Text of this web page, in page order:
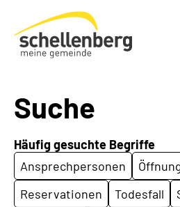
Gemeinde Schellenberg Startseite
Suche
Häufig gesuchte Begriffe
Ansprechpersonen
Reservationen
Todesfall